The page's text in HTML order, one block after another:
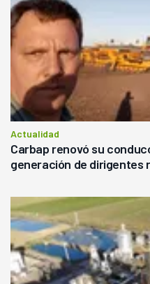
Actualidad
Carbap renovó su
generación de dirigentes